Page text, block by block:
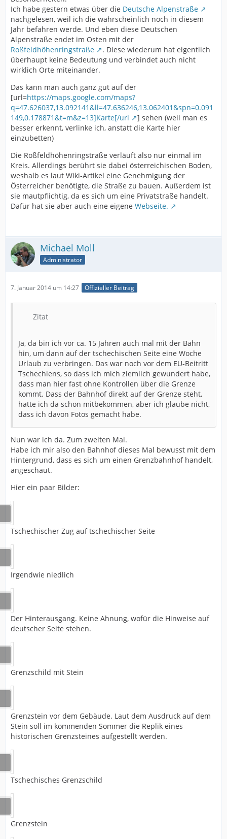
Ich habe gestern etwas über die Deutsche Alpenstraße
nachgelesen, weil ich die wahrscheinlich noch in diesem
Jahr befahren werde. Und eben diese Deutschen
Alpenstraße endet im Osten mit der
Roßfeldhöhenringstraße
. Diese wiederum hat eigentlich
überhaupt keine Bedeutung und verbindet auch nicht
wirklich Orte miteinander.
Das kann man auch ganz gut auf der
[url=https://maps.google.com/maps?
q=47.626037,13.092141&ll=47.636246,13.062401&spn=0.091
149,0.178871&t=m&z=13]Karte[/url
] sehen (weil man es
besser erkennt, verlinke ich, anstatt die Karte hier
einzubetten)
Die Roßfeldhöhenringstraße verläuft also nur einmal im
Kreis. Allerdings berührt sie dabei österreichischen Boden,
weshalb es laut Wiki-Artikel eine Genehmigung der
Österreicher benötigte, die Straße zu bauen. Außerdem ist
sie mautpflichtig, da es sich um eine Privatstraße handelt.
Dafür hat sie aber auch eine eigene Webseite.
Michael Moll
Administrator
7. Januar 2014 um 14:27 Offizieller Beitrag
Zitat
Ja, da bin ich vor ca. 15 Jahren auch mal mit der Bahn
hin, um dann auf der tschechischen Seite eine Woche
Urlaub zu verbringen. Das war noch vor dem EU-Beitritt
Tschechiens, so dass ich mich ziemlich gewundert habe,
dass man hier fast ohne Kontrollen über die Grenze
kommt. Dass der Bahnhof direkt auf der Grenze steht,
hatte ich da schon mitbekommen, aber ich glaube nicht,
dass ich davon Fotos gemacht habe.
Nun war ich da. Zum zweiten Mal.
Habe ich mir also den Bahnhof dieses Mal bewusst mit dem
Hintergrund, dass es sich um einen Grenzbahnhof handelt,
angeschaut.
Hier ein paar Bilder:
Tschechischer Zug auf tschechischer Seite
Irgendwie niedlich
Der Hinterausgang. Keine Ahnung, wofür die Hinweise auf
deutscher Seite stehen.
Grenzschild mit Stein
Grenzstein vor dem Gebäude. Laut dem Ausdruck auf dem
Stein soll im kommenden Sommer die Replik eines
historischen Grenzsteines aufgestellt werden.
Tschechisches Grenzschild
Grenzstein